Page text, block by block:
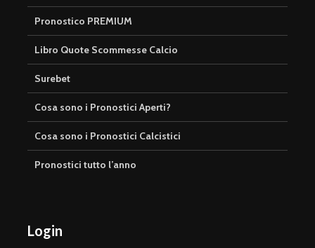
Pronostico PREMIUM
Libro Quote Scommesse Calcio
Surebet
Cosa sono i Pronostici Aperti?
Cosa sono i Pronostici Calcistici
Pronostici tutto l’anno
Login